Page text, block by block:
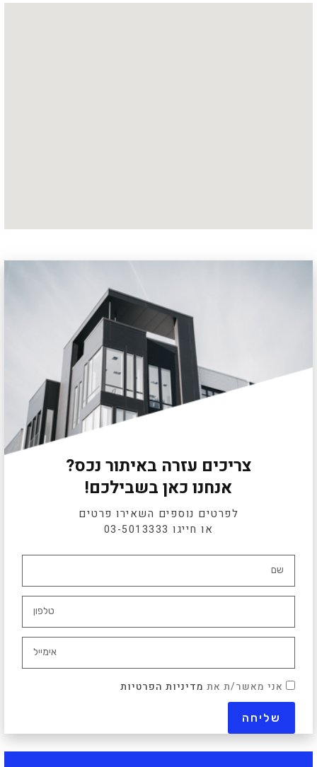
צריכים עזרה באיתור נכס?
אנחנו כאן בשבילכם!
לפרטים נוספים השאירו פרטים
או חייגו 03-5013333
אני מאשר/ת את מדיניות הפרטיות